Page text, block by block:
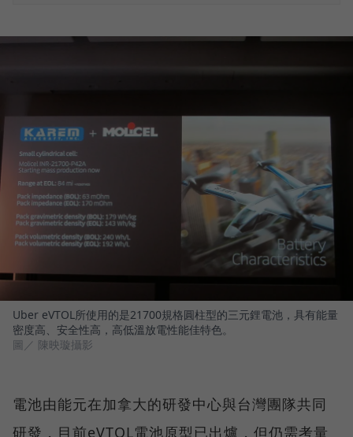
Uber eVTOL所使用的是21700規格圓柱型的三元鋰電池，具有能量
密度高、安全性高，高低溫放電性能佳特色。
圖／ 陳映璇攝影
電池由能元在加拿大的研發中心與台灣團隊共同
研發，目前eVTOL電池原型已出爐，但仍需考量